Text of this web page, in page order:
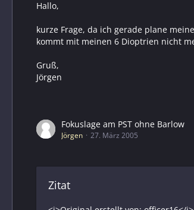
Hallo,
kurze Frage, da ich gerade plane
kommt mit meinen 6 Dioptrien nicht
Gruß,
Jörgen
Fokuslage am PST ohne Barlow
Jörgen 27. März 2005
Zitat